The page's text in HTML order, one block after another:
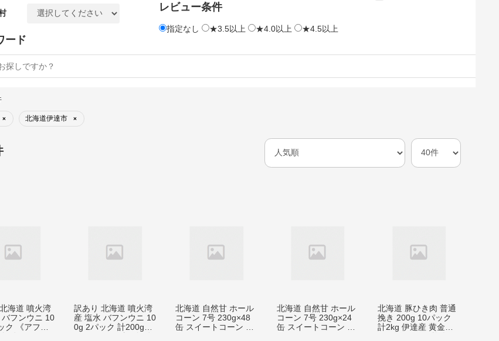
レビュー条件
指定なし ★3.5以上 ★4.0以上 ★4.5以上
ード
× 北海道伊達市 ×
海道 噴火湾
バフンウニ 10
ク 《アフタ
訳あり 北海道 噴火湾
産 塩水 バフンウニ 10
0g 2パック 計200g
北海道 自然甘 ホール
コーン 7号 230g×48
缶 スイートコーン コ
北海道 自然甘 ホール
コーン 7号 230g×24
缶 スイートコーン コ
北海道 豚ひき肉 普通
挽き 200g 10パック
計2kg 伊達産 黄金豚